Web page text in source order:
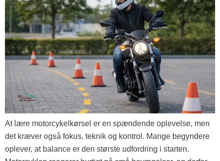
At lære motorcykelkørsel er en spændende oplevelse, men
det kræver også fokus, teknik og kontrol. Mange begyndere
oplever, at balance er den største udfordring i starten.